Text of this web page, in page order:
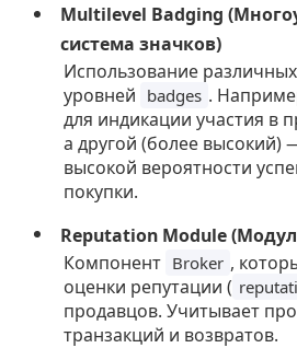
Multilevel Badging
система значков)
Использование
уровней badges .
для индикации участия в
а другой (более высокий)
высокой вероятности
покупки.
Reputation Module
Компонент Broker ,
оценки репутации (
продавцов. Учитывает
транзакций и возвратов.